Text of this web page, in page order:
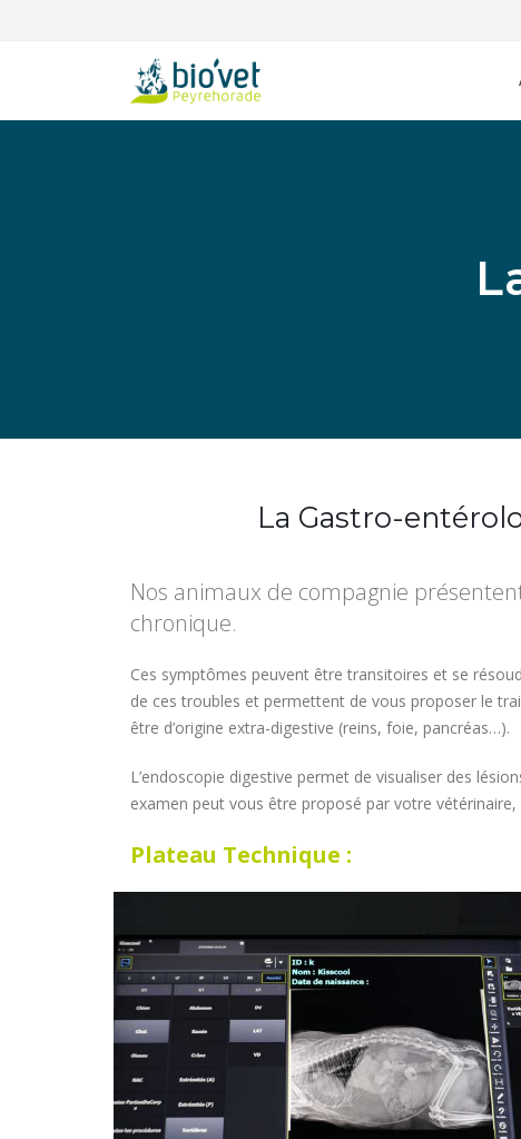
La Gastro-
Nos animaux de compagnie
chronique.
Ces symptômes peuvent être transitoires et se
de ces troubles et permettent de vous proposer le
être d’origine extra-digestive (reins, foie, pancréas…).
L’endoscopie digestive permet de visualiser des
examen peut vous être proposé par votre
Plateau Technique :